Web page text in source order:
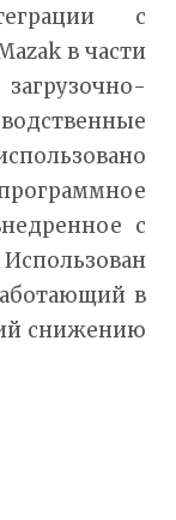
с
в части
с
в
снижению